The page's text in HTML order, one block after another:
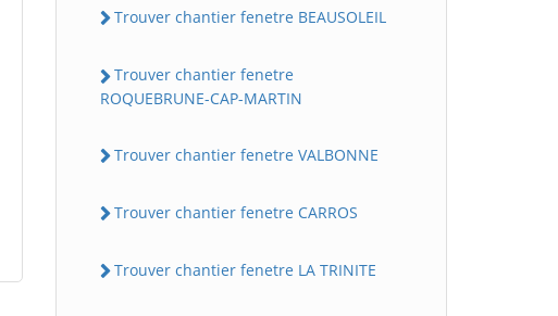
Trouver chantier fenetre BEAUSOLEIL
Trouver chantier fenetre
ROQUEBRUNE-CAP-MARTIN
Trouver chantier fenetre VALBONNE
Trouver chantier fenetre CARROS
Trouver chantier fenetre LA TRINITE